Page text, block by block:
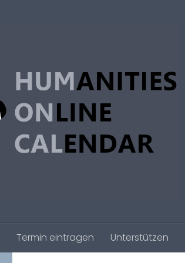
Termin eintragen Unterstützen